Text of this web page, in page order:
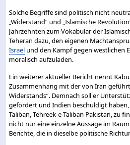
Solche Begriffe sind politisch nicht
„Widerstand“ und „Islamische
Jahrzehnten zum Vokabular der
Teheran dazu, den eigenen
Israel und den Kampf gegen westlichen
moralisch aufzuladen.
Ein weiterer aktueller Bericht nennt
Zusammenhang mit der von Iran
Widerstands“. Demnach soll er
gefordert und Indien beschuldigt
Taliban, Tehreek-e-Taliban Pakistan, zu
nicht nur eine einzelne Aussage im
Berichte, die in dieselbe politische